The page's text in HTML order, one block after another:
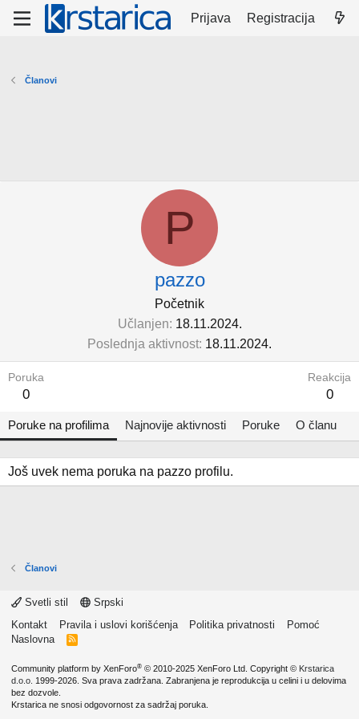
Prijava Registracija
Članovi
P
pazzo
Početnik
Učlanjen 18.11.2024.
Poslednja aktivnost 18.11.2024.
Poruka
0
Reakcija
0
Poruke na profilima Najnovije aktivnosti Poruke O članu
Još uvek nema poruka na pazzo profilu.
Članovi
Svetli stil
Srpski
Kontakt
Pravila i uslovi korišćenja Politika privatnosti
Pomoć
Naslovna
R
Community platform by XenForo® © 2010-2025 XenForo Ltd. Copyright © Krstarica
d.o.o. 1999-2026. Sva prava zadržana. Zabranjena je reprodukcija u celini i u delovima
bez dozvole.
Krstarica ne snosi odgovornost za sadržaj poruka.